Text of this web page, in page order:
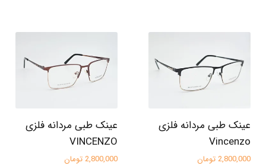
عینک طبی مردانه فلزی
Vincenzo
2,800,000 تومان
عینک طبی مردانه فلزی
VINCENZO
2,800,000 تومان